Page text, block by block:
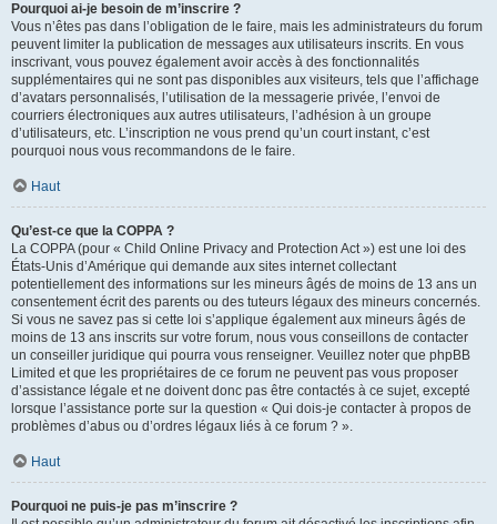
Pourquoi ai-je besoin de m’inscrire ?
Vous n’êtes pas dans l’obligation de le faire, mais les administrateurs du forum
peuvent limiter la publication de messages aux utilisateurs inscrits. En vous
inscrivant, vous pouvez également avoir accès à des fonctionnalités
supplémentaires qui ne sont pas disponibles aux visiteurs, tels que l’affichage
d’avatars personnalisés, l’utilisation de la messagerie privée, l’envoi de
courriers électroniques aux autres utilisateurs, l’adhésion à un groupe
d’utilisateurs, etc. L’inscription ne vous prend qu’un court instant, c’est
pourquoi nous vous recommandons de le faire.
Haut
Qu’est-ce que la COPPA ?
La COPPA (pour « Child Online Privacy and Protection Act ») est une loi des
États-Unis d’Amérique qui demande aux sites internet collectant
potentiellement des informations sur les mineurs âgés de moins de 13 ans un
consentement écrit des parents ou des tuteurs légaux des mineurs concernés.
Si vous ne savez pas si cette loi s’applique également aux mineurs âgés de
moins de 13 ans inscrits sur votre forum, nous vous conseillons de contacter
un conseiller juridique qui pourra vous renseigner. Veuillez noter que phpBB
Limited et que les propriétaires de ce forum ne peuvent pas vous proposer
d’assistance légale et ne doivent donc pas être contactés à ce sujet, excepté
lorsque l’assistance porte sur la question « Qui dois-je contacter à propos de
problèmes d’abus ou d’ordres légaux liés à ce forum ? ».
Haut
Pourquoi ne puis-je pas m’inscrire ?